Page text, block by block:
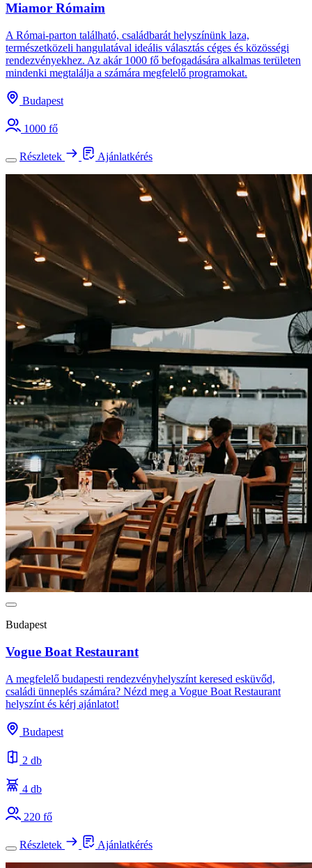
Miamor Rómaim
A Római-parton található, családbarát helyszínünk laza,
természetközeli hangulatával ideális választás céges és közösségi
rendezvényekhez. Az akár 1000 fő befogadására alkalmas területen
mindenki megtalálja a számára megfelelő programokat.
Budapest
1000 fő
Részletek Ajánlatkérés
Budapest
Vogue Boat Restaurant
A megfelelő budapesti rendezvényhelyszínt keresed esküvőd,
családi ünneplés számára? Nézd meg a Vogue Boat Restaurant
helyszínt és kérj ajánlatot!
Budapest
2 db
4 db
220 fő
Részletek Ajánlatkérés